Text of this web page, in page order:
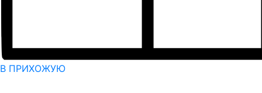
В ПРИХОЖУЮ